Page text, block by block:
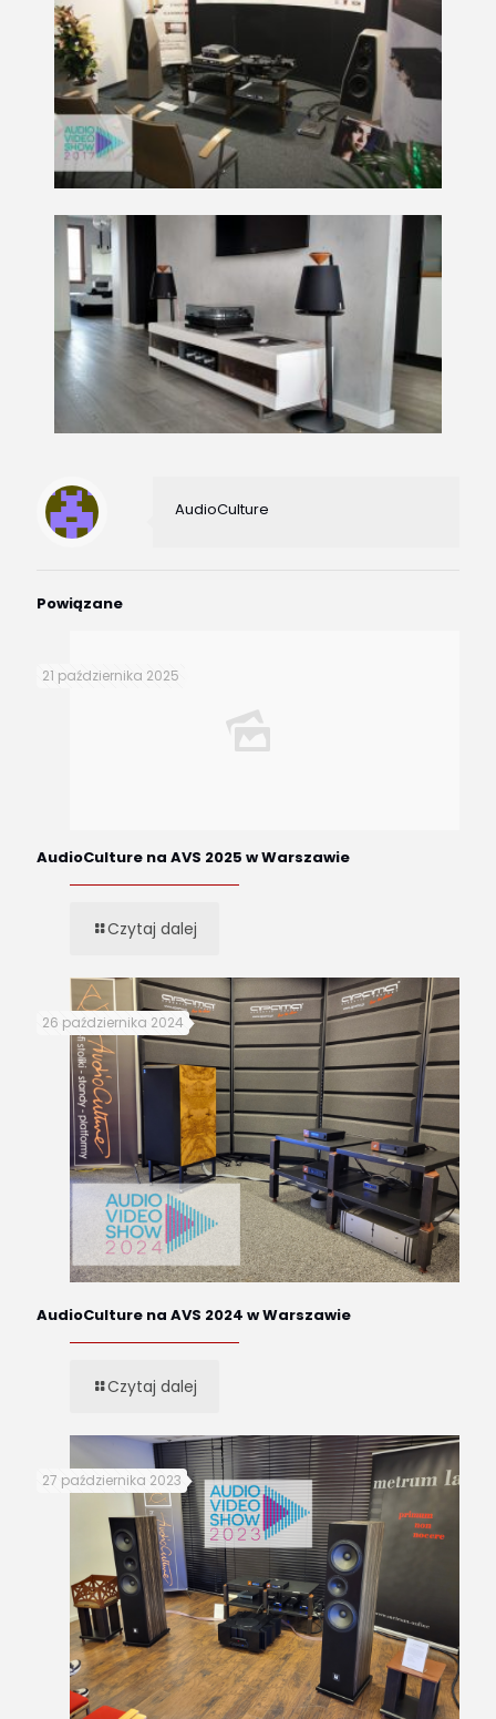
AudioCulture
Powiązane
21 października 2025
AudioCulture na AVS 2025 w Warszawie
Czytaj dalej
26 października 2024
AudioCulture na AVS 2024 w Warszawie
Czytaj dalej
27 października 2023